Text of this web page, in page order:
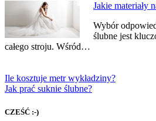
Jakie materiały
Wybór
ślubne jest
całego stroju. Wśród…
Ile kosztuje metr wykładziny?
Jak prać suknie ślubne?
CZEŚĆ :-)